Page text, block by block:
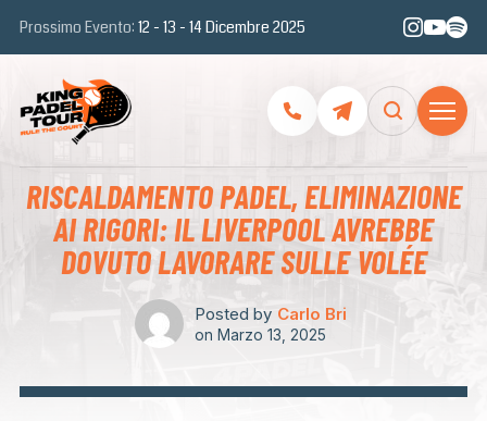
Prossimo Evento: 12 - 13 - 14 Dicembre 2025
RISCALDAMENTO PADEL, ELIMINAZIONE
AI RIGORI: IL LIVERPOOL AVREBBE
DOVUTO LAVORARE SULLE VOLÉE
Posted by Carlo Bri
on Marzo 13, 2025